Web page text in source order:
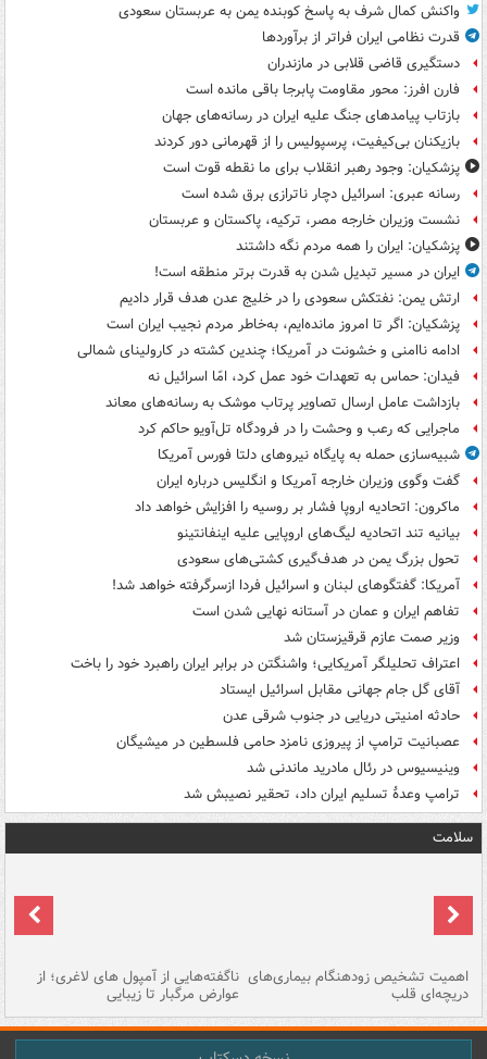
واکنش کمال شرف به پاسخ کوبنده یمن به عربستان سعودی
قدرت نظامی ایران فراتر از برآوردها
دستگیری قاضی قلابی در مازندران
فارن افرز: محور مقاومت پابرجا باقی مانده است
بازتاب پیامدهای جنگ علیه ایران در رسانه‌های جهان
بازیکنان بی‌کیفیت، پرسپولیس را از قهرمانی دور کردند
پزشکیان: وجود رهبر انقلاب برای ما نقطه قوت است
رسانه عبری: اسرائیل دچار ناترازی برق شده است
نشست وزیران خارجه مصر، ترکیه، پاکستان و عربستان
پزشکیان: ایران را همه مردم نگه داشتند
ایران در مسیر تبدیل شدن به قدرت برتر منطقه است!
ارتش یمن: نفتکش سعودی را در خلیج عدن هدف قرار دادیم
پزشکیان: اگر تا امروز مانده‌ایم، به‌خاطر مردم نجیب ایران است
ادامه ناامنی و خشونت در آمریکا؛ چندین کشته در کارولینای شمالی
فیدان: حماس به تعهدات خود عمل کرد، امّا اسرائیل نه
بازداشت عامل ارسال تصاویر پرتاب موشک به رسانه‌های معاند
ماجرایی که رعب و وحشت را در فرودگاه تل‌آویو حاکم کرد
شبیه‌سازی حمله به پایگاه نیروهای دلتا فورس آمریکا
گفت وگوی وزیران خارجه آمریکا و انگلیس درباره ایران
ماکرون: اتحادیه اروپا فشار بر روسیه را افزایش خواهد داد
بیانیه تند اتحادیه لیگ‌های اروپایی علیه اینفانتینو
تحول بزرگ یمن در هدف‌گیری کشتی‌های سعودی
آمریکا: گفتگوهای لبنان و اسرائیل فردا ازسرگرفته خواهد شد!
تفاهم ایران و عمان در آستانه نهایی شدن است
وزیر صمت عازم قرقیزستان شد
اعتراف تحلیلگر آمریکایی؛ واشنگتن در برابر ایران راهبرد خود را باخت
آقای گل جام جهانی مقابل اسرائیل ایستاد
حادثه امنیتی دریایی در جنوب شرقی عدن
عصبانیت ترامپ از پیروزی نامزد حامی فلسطین در میشیگان
وینیسیوس در رئال مادرید ماندنی شد
ترامپ وعدۀ تسلیم ایران داد، تحقیر نصیبش شد
سلامت
اهمیت تشخیص زودهنگام بیماری‌های
دریچه‌ای قلب
ناگفته‌هایی از آمپول های لاغری؛ از
عوارض مرگبار تا زیبایی